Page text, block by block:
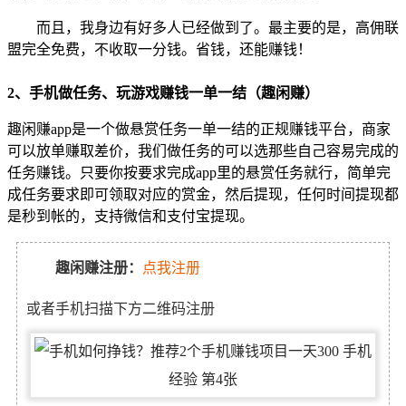
而且，我身边有好多人已经做到了。最主要的是，高佣联
盟完全免费，不收取一分钱。省钱，还能赚钱！
2、手机做任务、玩游戏赚钱一单一结（趣闲赚）
趣闲赚app是一个做悬赏任务一单一结的正规赚钱平台，商家
可以放单赚取差价，我们做任务的可以选那些自己容易完成的
任务赚钱。只要你按要求完成app里的悬赏任务就行，简单完
成任务要求即可领取对应的赏金，然后提现，任何时间提现都
是秒到帐的，支持微信和支付宝提现。
趣闲赚注册： 点我注册
或者手机扫描下方二维码注册